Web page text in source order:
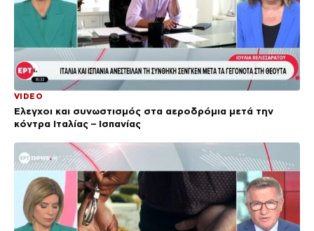
VIDEO
Έλεγχοι και συνωστισμός στα αεροδρόμια μετά την
κόντρα Ιταλίας – Ισπανίας